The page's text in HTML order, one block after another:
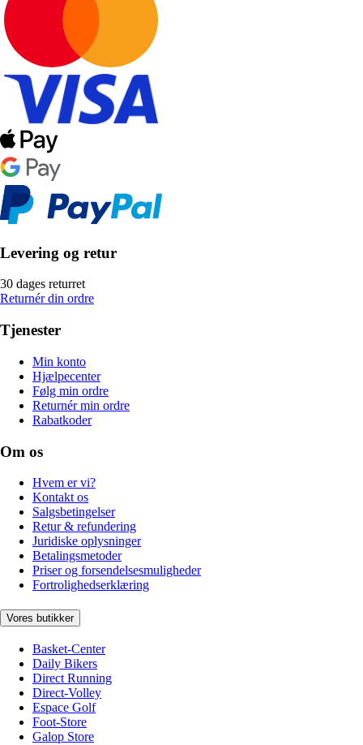
Levering og retur
30 dages returret
Returnér din ordre
Tjenester
Min konto
Hjælpecenter
Følg min ordre
Returnér min ordre
Rabatkoder
Om os
Hvem er vi?
Kontakt os
Salgsbetingelser
Retur & refundering
Juridiske oplysninger
Betalingsmetoder
Priser og forsendelsesmuligheder
Fortrolighedserklæring
Vores butikker
Basket-Center
Daily Bikers
Direct Running
Direct-Volley
Espace Golf
Foot-Store
Galop Store